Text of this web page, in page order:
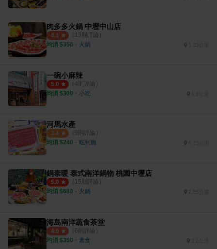
肉多多火鍋 中壢中山店
4.1 （ 13則評論）
均消 $350 ・ 火鍋
一碗小麻辣
5.0 （ 4則評論）
均消 $300 ・ 小吃
河馬水產
3.4 （ 9則評論）
均消 $240 ・ 吃到飽 5.73公里
鍋泰暖 泰式南洋鍋物 桃園中壢店
5.0 （ 15則評論）
均消 $680 ・ 火鍋 2.55公里
海島南洋蔬食茶堂
4.0 （ 6則評論）
均消 $350 ・ 素食